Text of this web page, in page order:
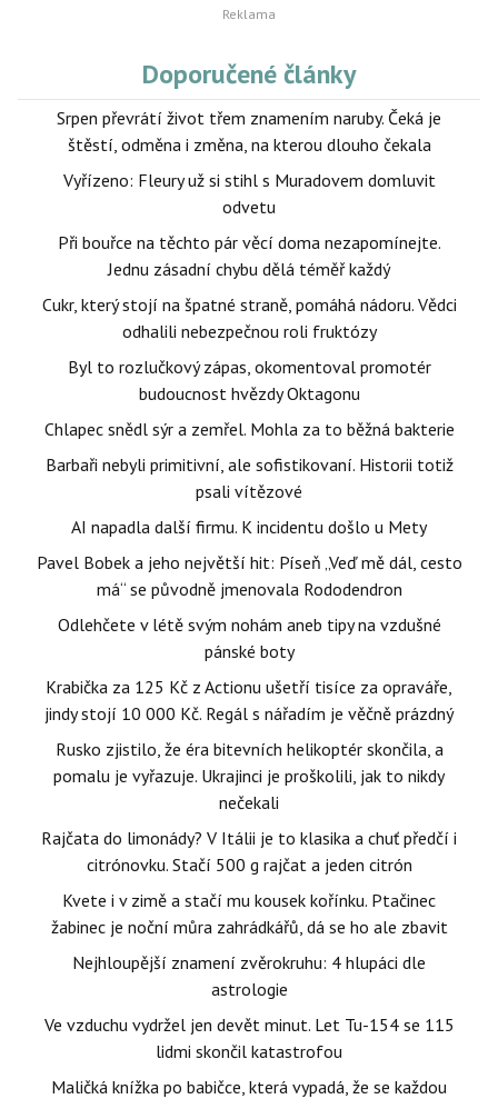
Doporučené články
Srpen převrátí život třem znamením naruby. Čeká je
štěstí, odměna i změna, na kterou dlouho čekala
Vyřízeno: Fleury už si stihl s Muradovem domluvit
odvetu
Při bouřce na těchto pár věcí doma nezapomínejte.
Jednu zásadní chybu dělá téměř každý
Cukr, který stojí na špatné straně, pomáhá nádoru. Vědci
odhalili nebezpečnou roli fruktózy
Byl to rozlučkový zápas, okomentoval promotér
budoucnost hvězdy Oktagonu
Chlapec snědl sýr a zemřel. Mohla za to běžná bakterie
Barbaři nebyli primitivní, ale sofistikovaní. Historii totiž
psali vítězové
AI napadla další firmu. K incidentu došlo u Mety
Pavel Bobek a jeho největší hit: Píseň „Veď mě dál, cesto
má“ se původně jmenovala Rododendron
Odlehčete v létě svým nohám aneb tipy na vzdušné
pánské boty
Krabička za 125 Kč z Actionu ušetří tisíce za opraváře,
jindy stojí 10 000 Kč. Regál s nářadím je věčně prázdný
Rusko zjistilo, že éra bitevních helikoptér skončila, a
pomalu je vyřazuje. Ukrajinci je proškolili, jak to nikdy
nečekali
Rajčata do limonády? V Itálii je to klasika a chuť předčí i
citrónovku. Stačí 500 g rajčat a jeden citrón
Kvete i v zimě a stačí mu kousek kořínku. Ptačinec
žabinec je noční můra zahrádkářů, dá se ho ale zbavit
Nejhloupější znamení zvěrokruhu: 4 hlupáci dle
astrologie
Ve vzduchu vydržel jen devět minut. Let Tu-154 se 115
lidmi skončil katastrofou
Maličká knížka po babičce, která vypadá, že se každou